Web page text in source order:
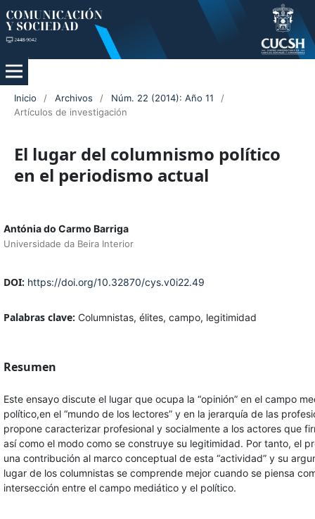
Inicio / Archivos / Núm. 22 (2014): Año 11
/
Artículos de investigación
El lugar del columnismo político
en el periodismo actual
Antónia do Carmo Barriga
Universidade da Beira Interior
DOI: https://doi.org/10.32870/cys.v0i22.49
Palabras clave: Columnistas, élites, campo, legitimidad
Resumen
Este ensayo discute el lugar que ocupa la “opinión” en el campo
político,en el “mundo de los lectores” y en la jerarquía de las
propone caracterizar profesional y socialmente a los actores que
así como el modo como se construye su legitimidad. Por tanto, el
una contribución al marco conceptual de esta “actividad” y su
lugar de los columnistas se comprende mejor cuando se piensa
intersección entre el campo mediático y el político.